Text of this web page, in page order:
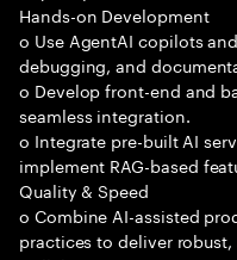
Hands-on Development
o Use AgentAI copilots
debugging, and
o Develop front-end and
seamless integration.
o Integrate pre-built AI
implement RAG-based
Quality & Speed
o Combine AI-assisted
practices to deliver